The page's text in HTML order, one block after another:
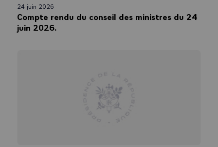
24 juin 2026
Compte rendu du conseil des ministres du 24
juin 2026.